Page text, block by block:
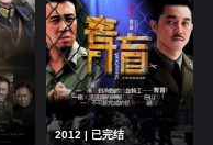
2012 | 已完结